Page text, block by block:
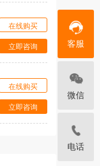
在线购买
立即咨询
在线购买
立即咨询
客服
微信
电话